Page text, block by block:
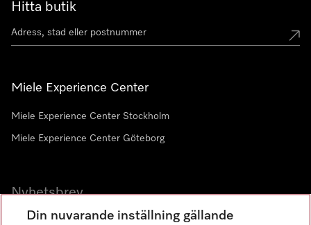
Hitta butik
Miele Experience Center
Miele Experience Center Stockholm
Miele Experience Center Göteborg
Nyhetsbrev
Gå med i vår gemenskap
Din nuvarande inställning gällande